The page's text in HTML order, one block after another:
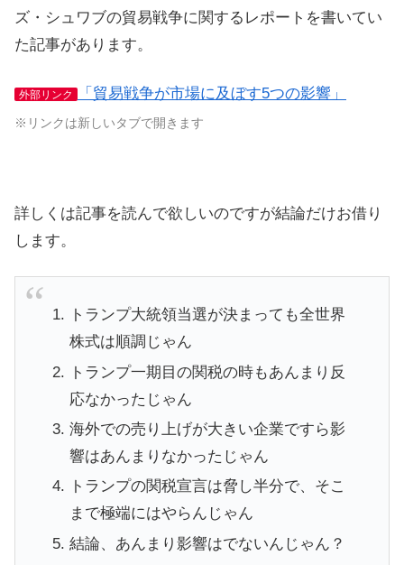
ズ・シュワブの貿易戦争に関するレポートを書いてい
た記事があります。
外部リンク 「貿易戦争が市場に及ぼす5つの影響」
※リンクは新しいタブで開きます
詳しくは記事を読んで欲しいのですが結論だけお借り
します。
トランプ大統領当選が決まっても全世界
株式は順調じゃん
トランプ一期目の関税の時もあんまり反
応なかったじゃん
海外での売り上げが大きい企業ですら影
響はあんまりなかったじゃん
トランプの関税宣言は脅し半分で、そこ
まで極端にはやらんじゃん
結論、あんまり影響はでないんじゃん？